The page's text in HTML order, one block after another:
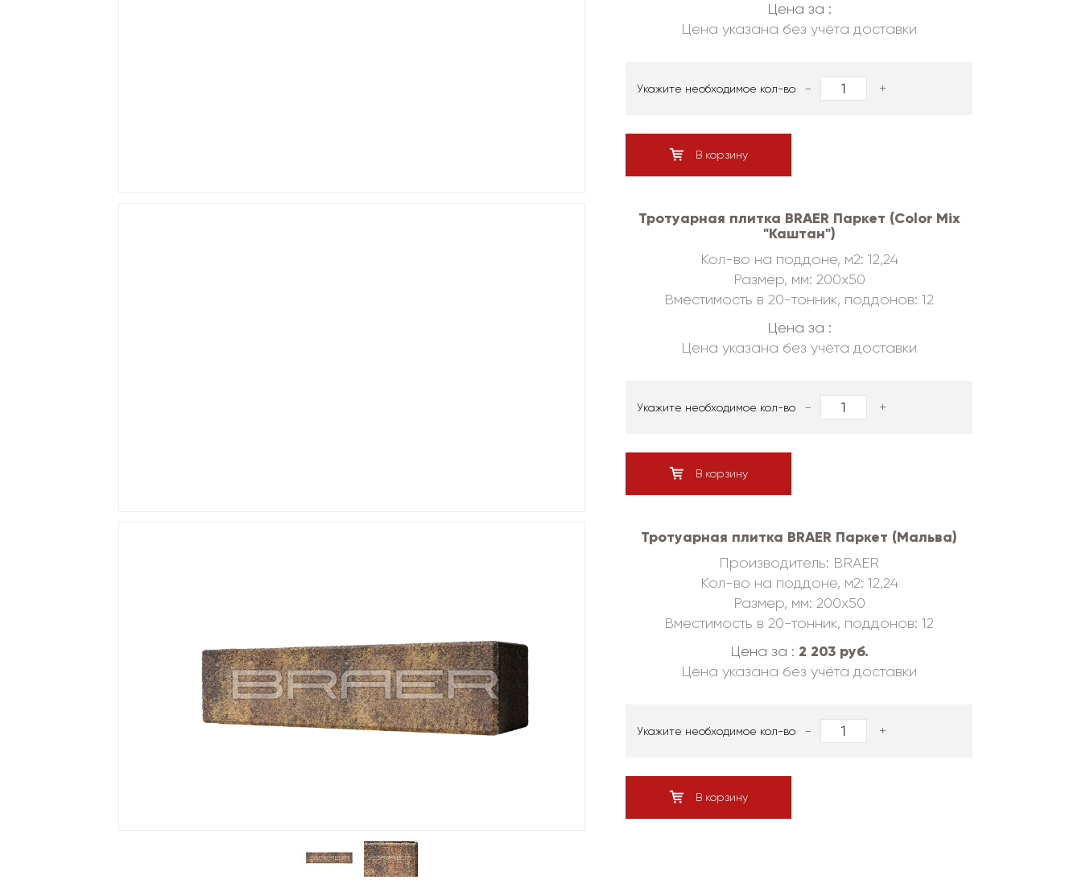
Цена за :
Цена указана без учёта доставки
Укажите необходимое кол-во - +
В корзину
Тротуарная плитка BRAER Паркет (Color Mix
"Каштан")
Кол-во на поддоне, м2: 12,24
Размер, мм: 200х50
Вместимость в 20-тонник, поддонов: 12
Цена за :
Цена указана без учёта доставки
Укажите необходимое кол-во - +
В корзину
Тротуарная плитка BRAER Паркет (Мальва)
Производитель: BRAER
Кол-во на поддоне, м2: 12,24
Размер, мм: 200х50
Вместимость в 20-тонник, поддонов: 12
Цена за : 2 203 руб.
Цена указана без учёта доставки
Укажите необходимое кол-во - +
В корзину